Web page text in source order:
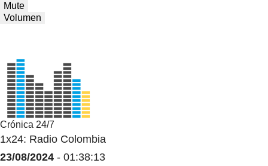
Mute
Volumen
Crónica 24/7
1x24: Radio Colombia
23/08/2024 - 01:38:13